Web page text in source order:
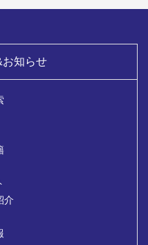
お知らせ
介